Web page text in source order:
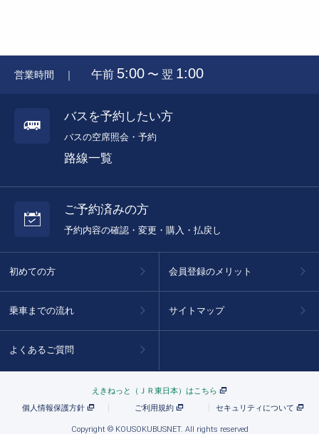
営業時間 ｜ 午前 5:00 〜 翌 1:00
バスを予約したい方
バスの空席照会・予約
路線一覧
ご予約済みの方
予約内容の確認・変更・購入・払戻し
初めての方
乗車までの流れ
よくあるご質問
会員登録のメリット
サイトマップ
えきねっと（ＪＲ東日本）はこちら
個人情報保護方針
ご利用規約 セキュリティについて
Copyright © KOUSOKUBUSNET. All rights reserved